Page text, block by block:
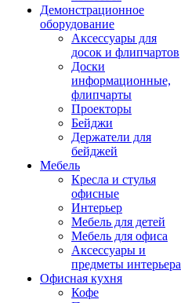
Демонстрационное
оборудование
Аксессуары для
досок и флипчартов
Доски
информационные,
флипчарты
Проекторы
Бейджи
Держатели для
бейджей
Мебель
Кресла и стулья
офисные
Интерьер
Мебель для детей
Мебель для офиса
Аксессуары и
предметы интерьера
Офисная кухня
Кофе